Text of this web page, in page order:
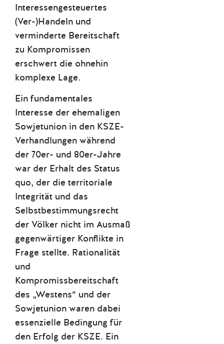
Interessengesteuertes
(Ver-)Handeln und
verminderte Bereitschaft
zu Kompromissen
erschwert die ohnehin
komplexe Lage.
Ein fundamentales
Interesse der ehemaligen
Sowjetunion in den KSZE-
Verhandlungen während
der 70er- und 80er-Jahre
war der Erhalt des Status
quo, der die territoriale
Integrität und das
Selbstbestimmungsrecht
der Völker nicht im Ausmaß
gegenwärtiger Konflikte in
Frage stellte. Rationalität
und
Kompromissbereitschaft
des „Westens“ und der
Sowjetunion waren dabei
essenzielle Bedingung für
den Erfolg der KSZE. Ein